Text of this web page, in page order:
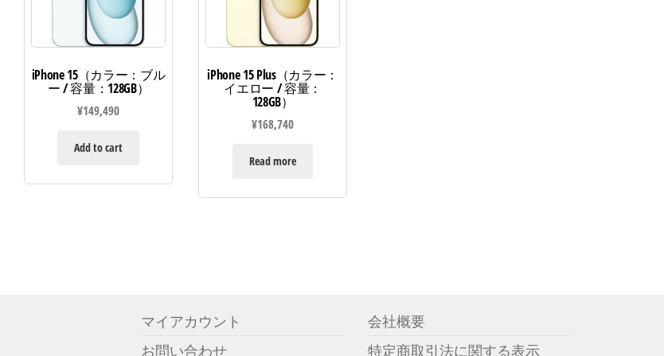
iPhone 15（カラー：ブル
ー / 容量：128GB）
¥149,490
Add to cart
iPhone 15 Plus（カラー：
イエロー / 容量：
128GB）
¥168,740
Read more
マイアカウント
お問い合わせ
会社概要
特定商取引法に関する表示